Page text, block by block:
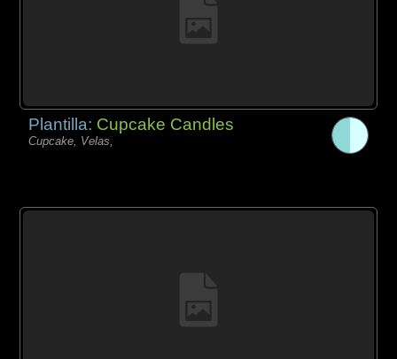
Plantilla: Cupcake Candles
Cupcake, Velas,